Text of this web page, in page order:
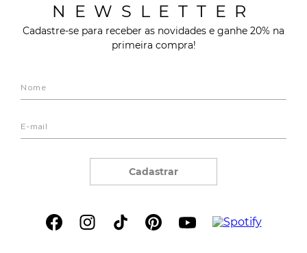
NEWSLETTER
Cadastre-se para receber as novidades e ganhe 20% na
primeira compra!
Cadastrar